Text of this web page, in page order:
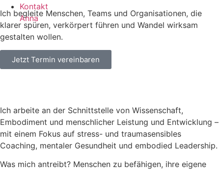
Kontakt
Anna
Ich begleite Menschen, Teams und Organisationen, die
klarer spüren, verkörpert führen und Wandel wirksam
gestalten wollen.
Jetzt Termin vereinbaren
Ich arbeite an der Schnittstelle von Wissenschaft,
Embodiment und menschlicher Leistung und Entwicklung –
mit einem Fokus auf stress- und traumasensibles
Coaching, mentaler Gesundheit und embodied Leadership.
Was mich antreibt? Menschen zu befähigen, ihre eigene